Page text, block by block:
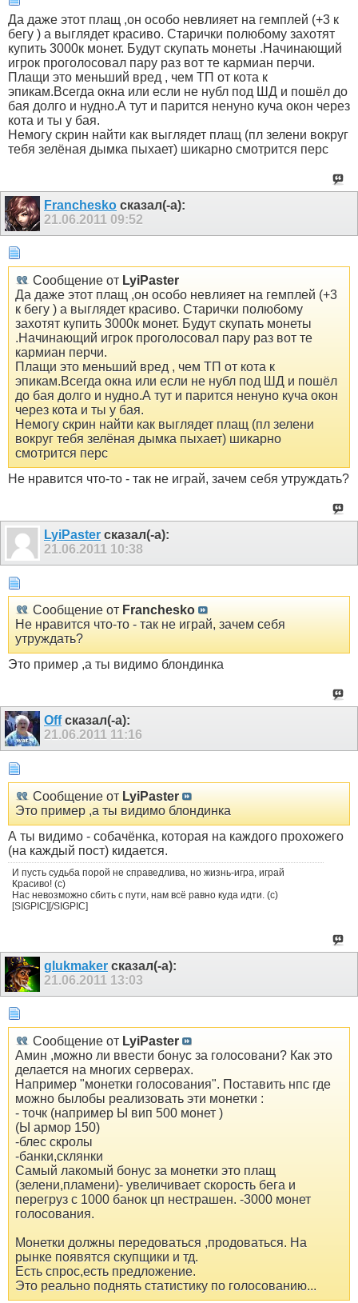
Да даже этот плащ ,он особо невлияет на гемплей (+3 к
бегу ) а выглядет красиво. Старички полюбому захотят
купить 3000к монет. Будут скупать монеты .Начинающий
игрок проголосовал пару раз вот те кармиан перчи.
Плащи это меньший вред , чем ТП от кота к
эпикам.Всегда окна или если не нубл под ШД и пошёл до
бая долго и нудно.А тут и парится ненуно куча окон через
кота и ты у бая.
Немогу скрин найти как выглядет плащ (пл зелени вокруг
тебя зелёная дымка пыхает) шикарно смотрится перс
Franchesko сказал(-а):
21.06.2011 09:52
Сообщение от LyiPaster
Да даже этот плащ ,он особо невлияет на гемплей (+3
к бегу ) а выглядет красиво. Старички полюбому
захотят купить 3000к монет. Будут скупать монеты
.Начинающий игрок проголосовал пару раз вот те
кармиан перчи.
Плащи это меньший вред , чем ТП от кота к
эпикам.Всегда окна или если не нубл под ШД и пошёл
до бая долго и нудно.А тут и парится ненуно куча окон
через кота и ты у бая.
Немогу скрин найти как выглядет плащ (пл зелени
вокруг тебя зелёная дымка пыхает) шикарно
смотрится перс
Не нравится что-то - так не играй, зачем себя утруждать?
LyiPaster сказал(-а):
21.06.2011 10:38
Сообщение от Franchesko
Не нравится что-то - так не играй, зачем себя
утруждать?
Это пример ,а ты видимо блондинка
Offсказал(-а):
21.06.2011 11:16
Сообщение от LyiPaster
Это пример ,а ты видимо блондинка
А ты видимо - собачёнка, которая на каждого прохожего
(на каждый пост) кидается.
И пусть судьба порой не справедлива, но жизнь-игра, играй
Красиво! (с)
Нас невозможно сбить с пути, нам всё равно куда идти. (с)
[SIGPIC][/SIGPIC]
glukmaker сказал(-а):
21.06.2011 13:03
Сообщение от LyiPaster
Амин ,можно ли ввести бонус за голосовани? Как это
делается на многих серверах.
Например "монетки голосования". Поставить нпс где
можно былобы реализовать эти монетки :
- точк (например Ы вип 500 монет )
(Ы армор 150)
-блес скролы
-банки,склянки
Самый лакомый бонус за монетки это плащ
(зелени,пламени)- увеличивает скорость бега и
перегруз с 1000 банок цп нестрашен. -3000 монет
голосования.
Монетки должны передоваться ,продоваться. На
рынке появятся скупщики и тд.
Есть спрос,есть предложение.
Это реально поднять статистику по голосованию...